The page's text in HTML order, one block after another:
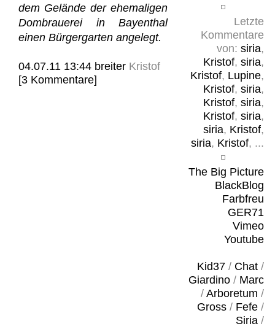
Letzte
Kommentare
von: siria,
Kristof, siria,
Kristof, Lupine,
Kristof, siria,
Kristof, siria,
Kristof, siria,
siria, Kristof,
siria, Kristof, ...
The Big Picture
BlackBlog
Farbfreu
GER71
Vimeo
Youtube
Kid37/ Chat/
Giardino/ Marc
/ Arboretum /
Gross/ Fefe/
Siria/
dem Gelände der ehemaligen
Dombrauerei in Bayenthal
einen Bürgergarten angelegt.
04.07.11 13:44 breiter Kristof
[3 Kommentare]